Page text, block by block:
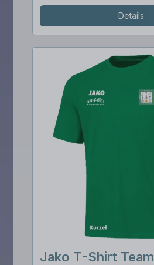
Details
Jako T-Shirt Team